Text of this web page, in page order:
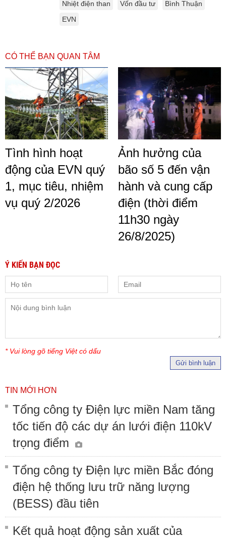
Nhiệt điện than Vốn đầu tư
Bình Thuận
EVN
CÓ THỂ BẠN QUAN TÂM
Tình hình hoạt
động của EVN quý
1, mục tiêu, nhiệm
vụ quý 2/2026
Ảnh hưởng của
bão số 5 đến vận
hành và cung cấp
điện (thời điểm
11h30 ngày
26/8/2025)
Ý KIẾN BẠN ĐỌC
* Vui lòng gõ tiếng Việt có dấu
Gửi bình luận
TIN MỚI HƠN
Tổng công ty Điện lực miền Nam tăng
tốc tiến độ các dự án lưới điện 110kV
trọng điểm
Tổng công ty Điện lực miền Bắc đóng
điện hệ thống lưu trữ năng lượng
(BESS) đầu tiên
Kết quả hoạt động sản xuất của